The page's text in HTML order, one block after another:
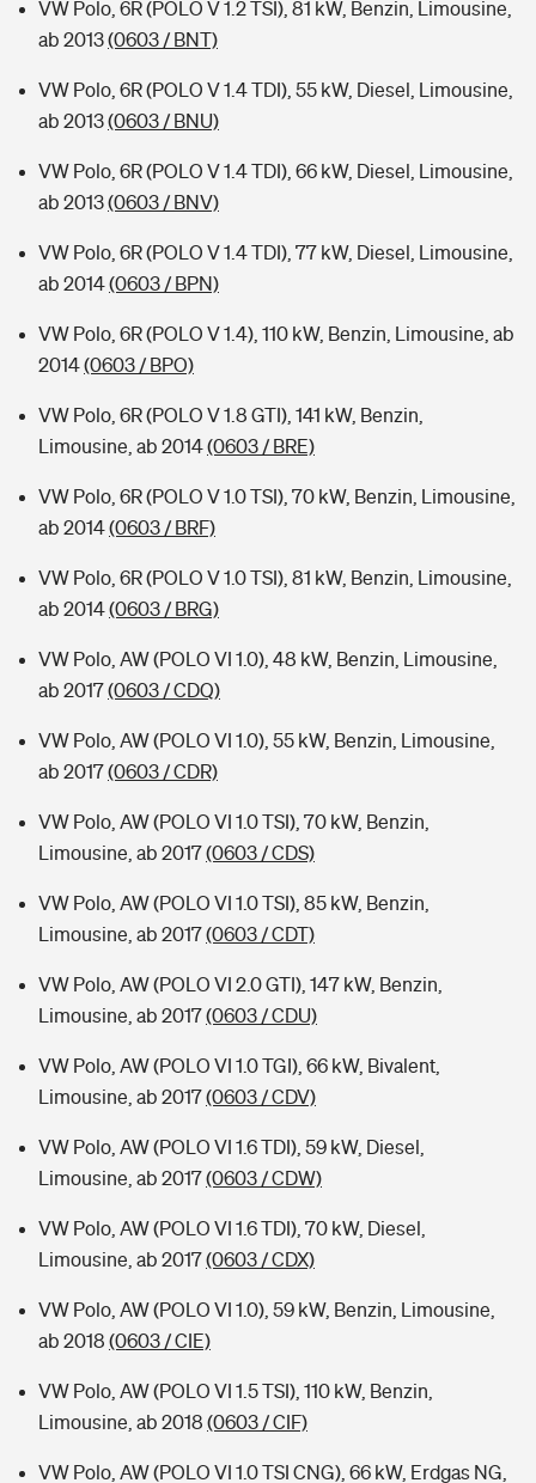
VW Polo, 6R (POLO V 1.2 TSI), 81 kW, Benzin, Limousine,
ab 2013(0603 / BNT)
VW Polo, 6R (POLO V 1.4 TDI), 55 kW, Diesel, Limousine,
ab 2013(0603 / BNU)
VW Polo, 6R (POLO V 1.4 TDI), 66 kW, Diesel, Limousine,
ab 2013(0603 / BNV)
VW Polo, 6R (POLO V 1.4 TDI), 77 kW, Diesel, Limousine,
ab 2014(0603 / BPN)
VW Polo, 6R (POLO V 1.4), 110 kW, Benzin, Limousine, ab
2014(0603 / BPO)
VW Polo, 6R (POLO V 1.8 GTI), 141 kW, Benzin,
Limousine, ab 2014(0603 / BRE)
VW Polo, 6R (POLO V 1.0 TSI), 70 kW, Benzin, Limousine,
ab 2014(0603 / BRF)
VW Polo, 6R (POLO V 1.0 TSI), 81 kW, Benzin, Limousine,
ab 2014(0603 / BRG)
VW Polo, AW (POLO VI 1.0), 48 kW, Benzin, Limousine,
ab 2017(0603 / CDQ)
VW Polo, AW (POLO VI 1.0), 55 kW, Benzin, Limousine,
ab 2017(0603 / CDR)
VW Polo, AW (POLO VI 1.0 TSI), 70 kW, Benzin,
Limousine, ab 2017(0603 / CDS)
VW Polo, AW (POLO VI 1.0 TSI), 85 kW, Benzin,
Limousine, ab 2017(0603 / CDT)
VW Polo, AW (POLO VI 2.0 GTI), 147 kW, Benzin,
Limousine, ab 2017(0603 / CDU)
VW Polo, AW (POLO VI 1.0 TGI), 66 kW, Bivalent,
Limousine, ab 2017(0603 / CDV)
VW Polo, AW (POLO VI 1.6 TDI), 59 kW, Diesel,
Limousine, ab 2017(0603 / CDW)
VW Polo, AW (POLO VI 1.6 TDI), 70 kW, Diesel,
Limousine, ab 2017(0603 / CDX)
VW Polo, AW (POLO VI 1.0), 59 kW, Benzin, Limousine,
ab 2018 (0603 / CIE)
VW Polo, AW (POLO VI 1.5 TSI), 110 kW, Benzin,
Limousine, ab 2018 (0603 / CIF)
VW Polo, AW (POLO VI 1.0 TSI CNG), 66 kW, Erdgas NG,